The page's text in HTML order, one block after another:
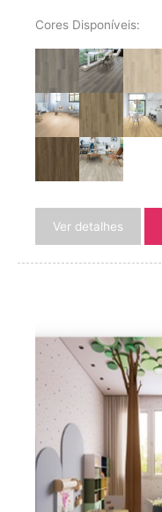
Cores Disponíveis:
Ver detalhes